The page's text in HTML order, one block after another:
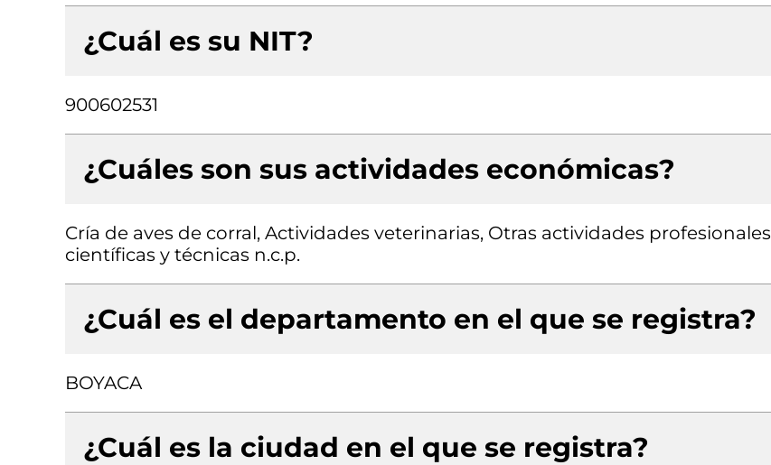
¿Cuál es su NIT?
900602531
¿Cuáles son sus actividades económicas?
Cría de aves de corral, Actividades veterinarias, Otras actividades profesionales
científicas y técnicas n.c.p.
¿Cuál es el departamento en el que se registra?
BOYACA
¿Cuál es la ciudad en el que se registra?